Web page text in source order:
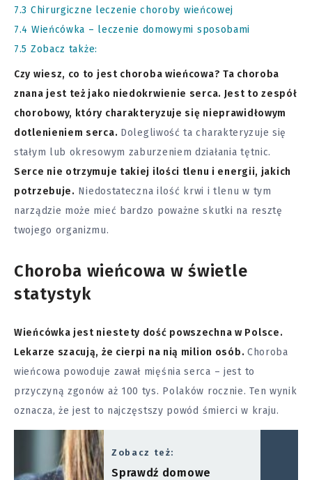
7.3 Chirurgiczne leczenie choroby wieńcowej
7.4 Wieńcówka – leczenie domowymi sposobami
7.5 Zobacz także:
Czy wiesz, co to jest choroba wieńcowa? Ta choroba
znana jest też jako niedokrwienie serca. Jest to zespół
chorobowy, który charakteryzuje się nieprawidłowym
dotlenieniem serca. Dolegliwość ta charakteryzuje się
stałym lub okresowym zaburzeniem działania tętnic.
Serce nie otrzymuje takiej ilości tlenu i energii, jakich
potrzebuje. Niedostateczna ilość krwi i tlenu w tym
narządzie może mieć bardzo poważne skutki na resztę
twojego organizmu.
Choroba wieńcowa w świetle
statystyk
Wieńcówka jest niestety dość powszechna w Polsce.
Lekarze szacują, że cierpi na nią milion osób. Choroba
wieńcowa powoduje zawał mięśnia serca – jest to
przyczyną zgonów aż 100 tys. Polaków rocznie. Ten wynik
oznacza, że jest to najczęstszy powód śmierci w kraju.
Zobacz też:
Sprawdź domowe